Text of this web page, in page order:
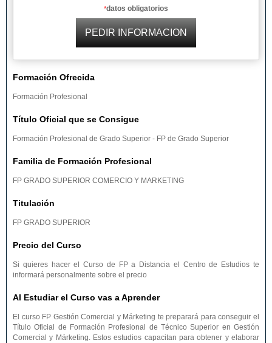
*datos obligatorios
Formación Ofrecida
Formación Profesional
Título Oficial que se Consigue
Formación Profesional de Grado Superior - FP de Grado Superior
Familia de Formación Profesional
FP GRADO SUPERIOR COMERCIO Y MARKETING
Titulación
FP GRADO SUPERIOR
Precio del Curso
Si quieres hacer el Curso de FP a Distancia el Centro de Estudios te
informará personalmente sobre el precio
Al Estudiar el Curso vas a Aprender
El curso FP Gestión Comercial y Márketing te preparará para conseguir el
Título Oficial de Formación Profesional de Técnico Superior en Gestión
Comercial y Márketing. Estos estudios capacitan para obtener y elaborar